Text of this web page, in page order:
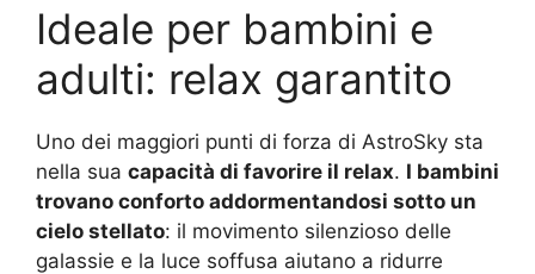
Ideale per bambini e
adulti: relax garantito
Uno dei maggiori punti di forza di AstroSky sta
nella sua capacità di favorire il relax. I bambini
trovano conforto addormentandosi sotto un
cielo stellato: il movimento silenzioso delle
galassie e la luce soffusa aiutano a ridurre